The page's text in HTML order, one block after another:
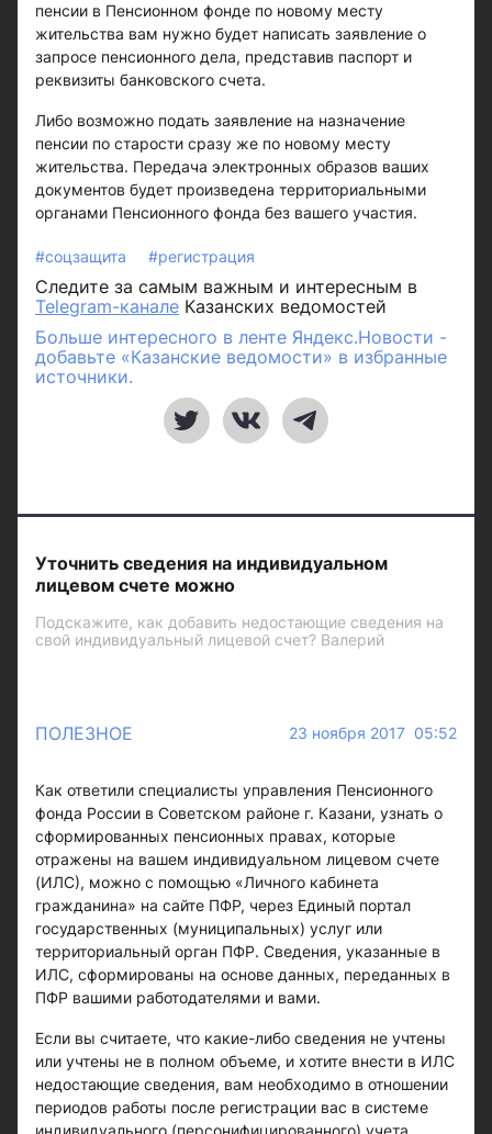
пенсии в Пенсионном фонде по новому месту
жительства вам нужно будет написать заявление о
запросе пенсионного дела, представив паспорт и
реквизиты банковского счета.
Либо возможно подать заявление на назначение
пенсии по старости сразу же по новому месту
жительства. Передача электронных образов ваших
документов будет произведена территориальными
органами Пенсионного фонда без вашего участия.
#соцзащита #регистрация
Следите за самым важным и интересным в
Telegram-канале Казанских ведомостей
Больше интересного в ленте Яндекс.Новости -
добавьте «Казанские ведомости» в избранные
источники.
Уточнить сведения на индивидуальном
лицевом счете можно
Подскажите, как добавить недостающие сведения на
свой индивидуальный лицевой счет? Валерий
ПОЛЕЗНОЕ 23 ноября 2017 05:52
Как ответили специалисты управления Пенсионного
фонда России в Советском районе г. Казани, узнать о
сформированных пенсионных правах, которые
отражены на вашем индивидуальном лицевом счете
(ИЛС), можно с помощью «Личного кабинета
гражданина» на сайте ПФР, через Единый портал
государственных (муниципальных) услуг или
территориальный орган ПФР. Сведения, указанные в
ИЛС, сформированы на основе данных, переданных в
ПФР вашими работодателями и вами.
Если вы считаете, что какие-либо сведения не учтены
или учтены не в полном объеме, и хотите внести в ИЛС
недостающие сведения, вам необходимо в отношении
периодов работы после регистрации вас в системе
индивидуального (персонифицированного) учета